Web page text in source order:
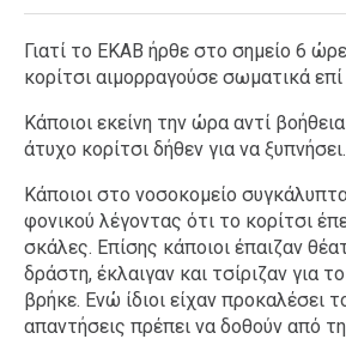
Γιατί το ΕΚΑΒ ήρθε στο σημείο 6
κορίτσι αιμορραγούσε σωματικά
Κάποιοι εκείνη την ώρα αντί
άτυχο κορίτσι δήθεν για να ξυπνήσει.
Κάποιοι στο νοσοκομείο
φονικού λέγοντας ότι το κορίτσι
σκάλες. Επίσης κάποιοι έπαιζαν
δράστη, έκλαιγαν και τσίριζαν για
βρήκε. Ενώ ίδιοι είχαν προκαλέσει
απαντήσεις πρέπει να δοθούν από